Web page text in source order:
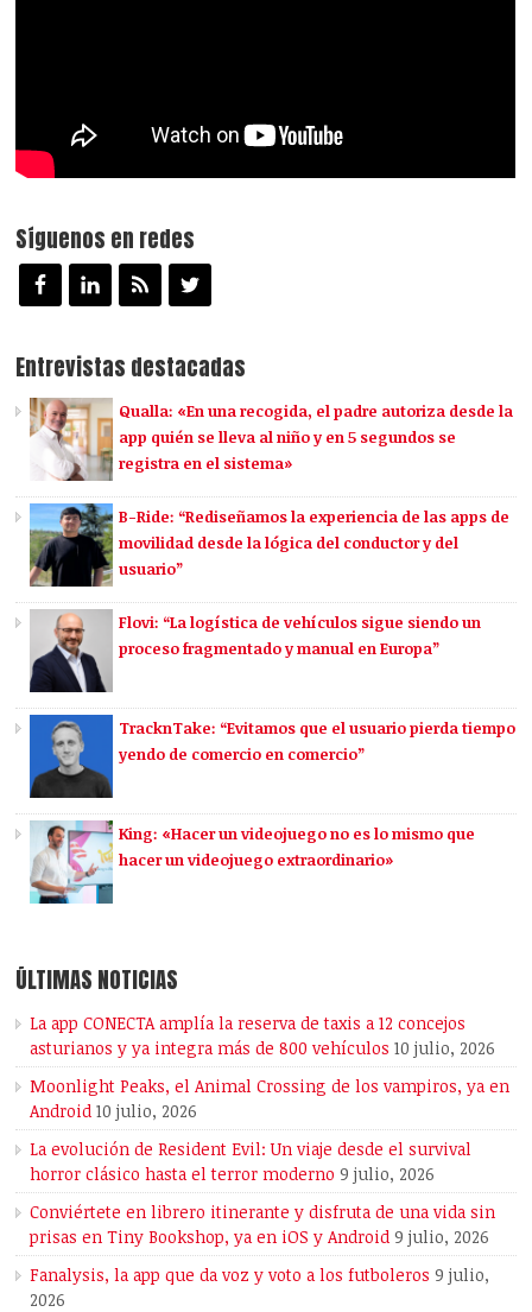
Síguenos en redes
Entrevistas destacadas
Qualla: «En una recogida, el padre autoriza desde la
app quién se lleva al niño y en 5 segundos se
registra en el sistema»
B-Ride: “Rediseñamos la experiencia de las apps de
movilidad desde la lógica del conductor y del
usuario”
Flovi: “La logística de vehículos sigue siendo un
proceso fragmentado y manual en Europa”
TracknTake: “Evitamos que el usuario pierda tiempo
yendo de comercio en comercio”
King: «Hacer un videojuego no es lo mismo que
hacer un videojuego extraordinario»
ÚLTIMAS NOTICIAS
La app CONECTA amplía la reserva de taxis a 12 concejos
asturianos y ya integra más de 800 vehículos 10 julio, 2026
Moonlight Peaks, el Animal Crossing de los vampiros, ya en
Android 10 julio, 2026
La evolución de Resident Evil: Un viaje desde el survival
horror clásico hasta el terror moderno 9 julio, 2026
Conviértete en librero itinerante y disfruta de una vida sin
prisas en Tiny Bookshop, ya en iOS y Android 9 julio, 2026
Fanalysis, la app que da voz y voto a los futboleros 9 julio,
2026